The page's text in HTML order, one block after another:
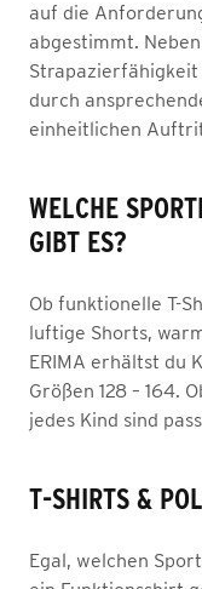
auf die
abgestimmt.
Strapazierfähigkeit
durch
einheitlichen
WELCHE
GIBT ES?
Ob funktionelle T-
luftige Shorts,
ERIMA erhältst du
Größen 128 – 164.
jedes Kind sind
T-SHIRTS &
Egal, welchen